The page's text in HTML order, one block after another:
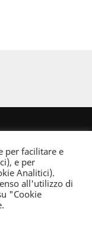
è distribuita con Licenza
opere derivate 2.5 Italia
per facilitare e
e per
Analitici).
all'utilizzo di
"Cookie